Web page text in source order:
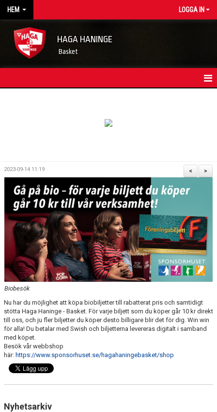
HEM LOGGA IN
HAGA HANINGE
Basket
LEDARE
FÖRENINGSFÖRSÄLJNING
HAGA-SHOPPEN
BILDGALLERI
TIDSLINJE
>
<
2023-09-14 11:19
Biobesök
Nu har du möjlighet att köpa biobiljetter till rabatterat pris och samtidigt
stötta Haga Haninge - Basket. För varje biljett som du köper går 10 kr direkt
till oss, och ju fler biljetter du köper desto billigare blir det för dig. Win win
för alla! Du betalar med Swish och biljetterna levereras digitalt i samband
med köpet.
Besök vår webbshop
här: https://www.sponsorhuset.se/hagahaningebasket/shop
Nyhetsarkiv